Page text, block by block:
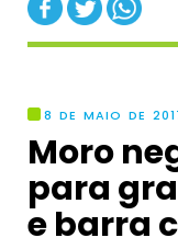
8 DE MAIO DE
Moro
para
e barra